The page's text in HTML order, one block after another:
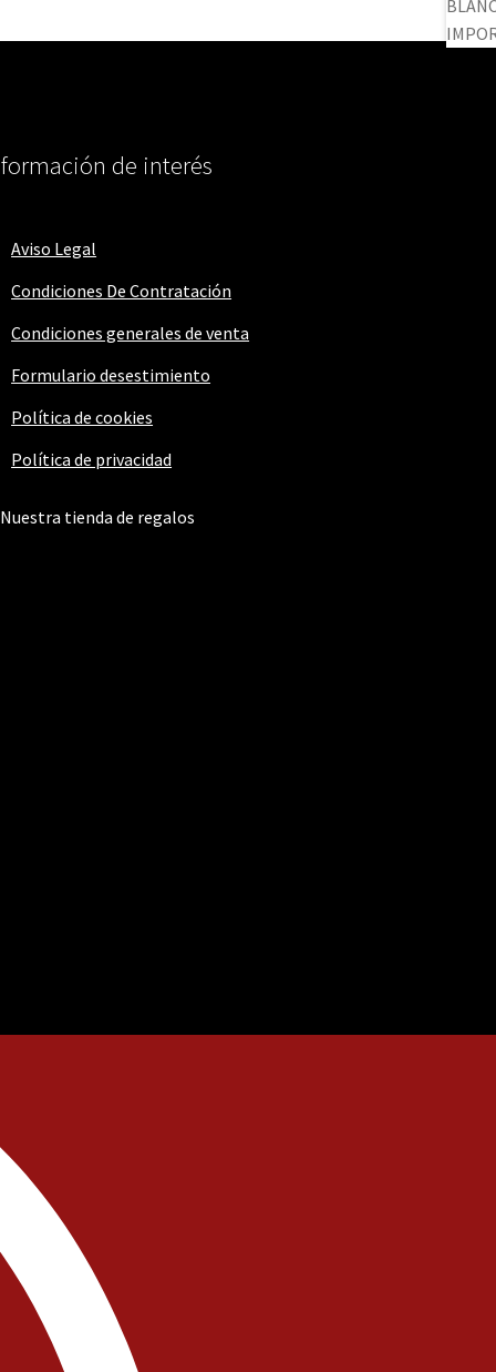
de interés
Aviso Legal
Condiciones De Contratación
Condiciones generales de venta
Formulario desestimiento
Política de cookies
Política de privacidad